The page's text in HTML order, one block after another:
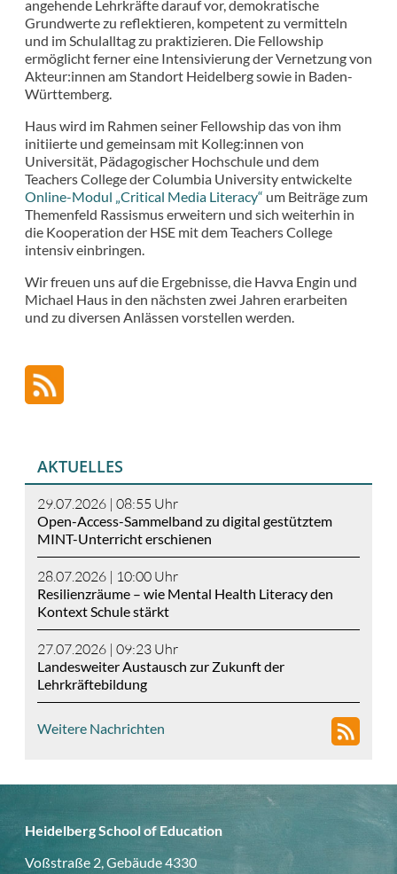
angehende Lehrkräfte darauf vor, demokratische
Grundwerte zu reflektieren, kompetent zu vermitteln
und im Schulalltag zu praktizieren. Die Fellowship
ermöglicht ferner eine Intensivierung der Vernetzung von
Akteur:innen am Standort Heidelberg sowie in Baden-
Württemberg.
Haus wird im Rahmen seiner Fellowship das von ihm
initiierte und gemeinsam mit Kolleg:innen von
Universität, Pädagogischer Hochschule und dem
Teachers College der Columbia University entwickelte
Online-Modul „Critical Media Literacy“ um Beiträge zum
Themenfeld Rassismus erweitern und sich weiterhin in
die Kooperation der HSE mit dem Teachers College
intensiv einbringen.
Wir freuen uns auf die Ergebnisse, die Havva Engin und
Michael Haus in den nächsten zwei Jahren erarbeiten
und zu diversen Anlässen vorstellen werden.
AKTUELLES
29.07.2026 | 08:55 Uhr
Open-Access-Sammelband zu digital gestütztem
MINT-Unterricht erschienen
28.07.2026 | 10:00 Uhr
Resilienzräume – wie Mental Health Literacy den
Kontext Schule stärkt
27.07.2026 | 09:23 Uhr
Landesweiter Austausch zur Zukunft der
Lehrkräftebildung
Weitere Nachrichten
Heidelberg School of Education
Voßstraße 2, Gebäude 4330